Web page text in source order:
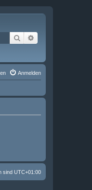
Suche
Anmelden
sind UTC+01:00